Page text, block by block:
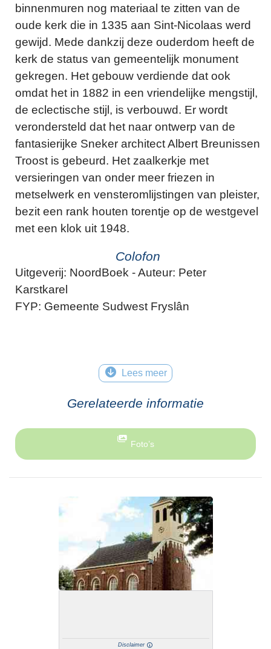
binnenmuren nog materiaal te zitten van de
oude kerk die in 1335 aan Sint-Nicolaas werd
gewijd. Mede dankzij deze ouderdom heeft de
kerk de status van gemeentelijk monument
gekregen. Het gebouw verdiende dat ook
omdat het in 1882 in een vriendelijke mengstijl,
de eclectische stijl, is verbouwd. Er wordt
verondersteld dat het naar ontwerp van de
fantasierijke Sneker architect Albert Breunissen
Troost is gebeurd. Het zaalkerkje met
versieringen van onder meer friezen in
metselwerk en vensteromlijstingen van pleister,
bezit een rank houten torentje op de westgevel
met een klok uit 1948.
Colofon
Uitgeverij: NoordBoek - Auteur: Peter
Karstkarel
FYP: Gemeente Sudwest Fryslân
Lees meer
Gerelateerde informatie
Foto’s
Disclaimer